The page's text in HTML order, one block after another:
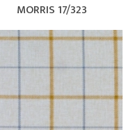
MORRIS 17/323